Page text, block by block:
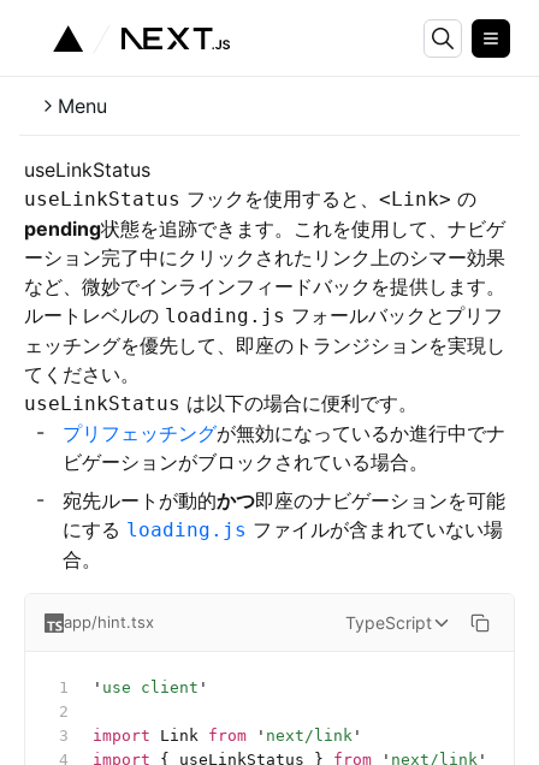
Menu
useLinkStatus
useLinkStatus フックを使用すると、 <Link> の
pending状態を追跡できます。これを使用して、ナビゲ
ーション完了中にクリックされたリンク上のシマー効果
など、微妙でインラインフィードバックを提供します。
ルートレベルの loading.js フォールバックとプリフ
ェッチングを優先して、即座のトランジションを実現し
てください。
useLinkStatus は以下の場合に便利です。
プリフェッチングが無効になっているか進行中でナ
ビゲーションがブロックされている場合。
宛先ルートが動的かつ即座のナビゲーションを可能
にする loading.js ファイルが含まれていない場
合。
app/hint.tsx TypeScript
' use client '
import Link from ' next/link '
import { useLinkStatus } from ' next/link '